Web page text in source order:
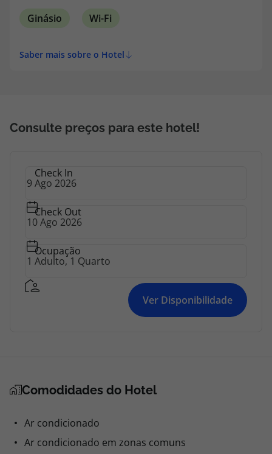
Ginásio Wi-Fi
Saber mais sobre o Hotel
Consulte preços para este hotel!
Check In
Check Out
Ocupação
Ver Disponibilidade
Comodidades do Hotel
Ar condicionado
Ar condicionado em zonas comuns